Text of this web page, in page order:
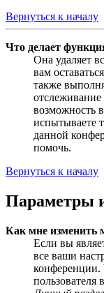
Вернуться к началу
Что делает
Она удаляет
вам
также
возможность
испытываете
данной
помочь.
Вернуться к началу
Параметры
Как мне изменить
Если вы
все ваши
конференции.
пользователя